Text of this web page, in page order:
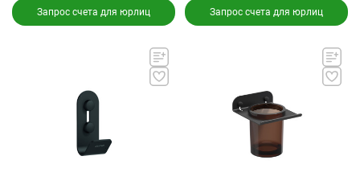
Запрос счета для юрлиц Запрос счета для юрлиц